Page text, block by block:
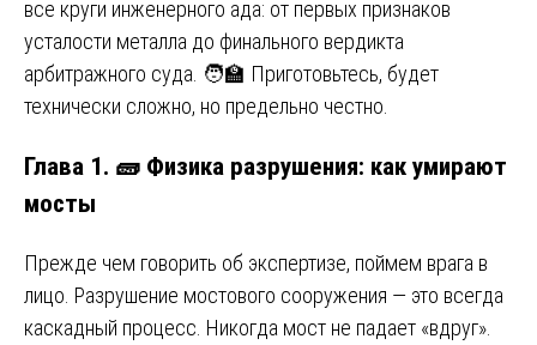
все круги инженерного ада: от первых признаков
усталости металла до финального вердикта
арбитражного суда. 🧑‍🏫 Приготовьтесь, будет
технически сложно, но предельно честно.
Глава 1. 🧱 Физика разрушения: как умирают
мосты
Прежде чем говорить об экспертизе, поймем врага в
лицо. Разрушение мостового сооружения — это всегда
каскадный процесс. Никогда мост не падает «вдруг».